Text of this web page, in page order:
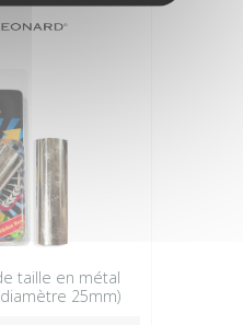
taille en métal
25mm)